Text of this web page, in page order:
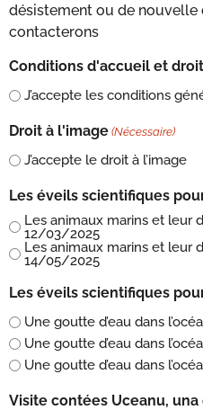
désistement ou de
contacterons
Conditions d'accueil et
J’accepte les conditions
Droit à l'image (Nécessaire)
J’accepte le droit à l’image
Les éveils scientifiques
Les animaux marins et leur
12/03/2025
Les animaux marins et leur
14/05/2025
Les éveils scientifiques
Une goutte d’eau dans
Une goutte d’eau dans
Une goutte d’eau dans
Visite contées Uceanu,